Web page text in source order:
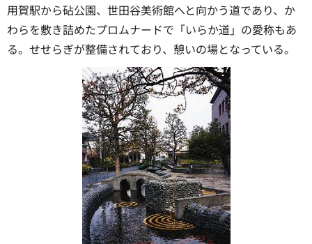
用賀駅から砧公園、世田谷美術館へと向かう道であり、か
わらを敷き詰めたプロムナードで「いらか道」の愛称もあ
る。せせらぎが整備されており、憩いの場となっている。